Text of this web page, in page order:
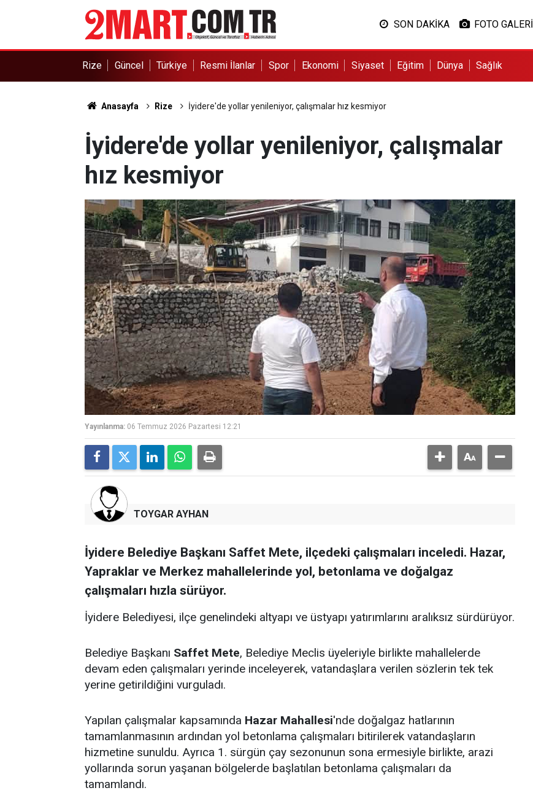
SON DAKİKA FOTO GALERİ
Rize Güncel Türkiye Resmi İlanlar Spor Ekonomi Siyaset Eğitim Dünya Sağlık
Anasayfa Rize İyidere'de yollar yenileniyor, çalışmalar hız kesmiyor
İyidere'de yollar yenileniyor, çalışmalar
hız kesmiyor
Yayınlanma: 06 Temmuz 2026 Pazartesi 12:21
TOYGAR AYHAN
İyidere Belediye Başkanı Saffet Mete, ilçedeki çalışmaları inceledi. Hazar,
Yapraklar ve Merkez mahallelerinde yol, betonlama ve doğalgaz
çalışmaları hızla sürüyor.
İyidere Belediyesi, ilçe genelindeki altyapı ve üstyapı yatırımlarını aralıksız sürdürüyor.
Belediye Başkanı Saffet Mete, Belediye Meclis üyeleriyle birlikte mahallelerde
devam eden çalışmaları yerinde inceleyerek, vatandaşlara verilen sözlerin tek tek
yerine getirildiğini vurguladı.
Yapılan çalışmalar kapsamında Hazar Mahallesi'nde doğalgaz hatlarının
tamamlanmasının ardından yol betonlama çalışmaları bitirilerek vatandaşların
hizmetine sunuldu. Ayrıca 1. sürgün çay sezonunun sona ermesiyle birlikte, arazi
yollarında sorun yaşanan bölgelerde başlatılan betonlama çalışmaları da
tamamlandı.